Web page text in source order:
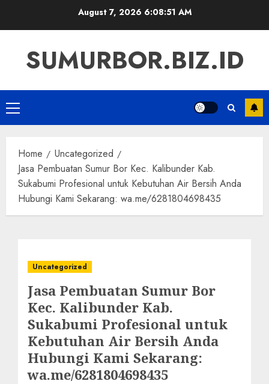
August 7, 2026 6:08:51 AM
SUMURBOR.BIZ.ID
Primary
Menu
Home
Uncategorized
Jasa Pembuatan Sumur Bor Kec. Kalibunder Kab.
Sukabumi Profesional untuk Kebutuhan Air Bersih Anda
Hubungi Kami Sekarang: wa.me/6281804698435
Uncategorized
Jasa Pembuatan Sumur Bor
Kec. Kalibunder Kab.
Sukabumi Profesional untuk
Kebutuhan Air Bersih Anda
Hubungi Kami Sekarang:
wa.me/6281804698435